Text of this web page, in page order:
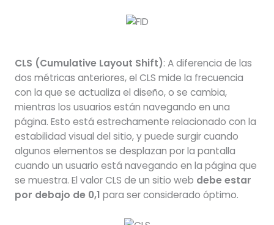
CLS (Cumulative Layout Shift): A diferencia de las
dos métricas anteriores, el CLS mide la frecuencia
con la que se actualiza el diseño, o se cambia,
mientras los usuarios están navegando en una
página. Esto está estrechamente relacionado con la
estabilidad visual del sitio, y puede surgir cuando
algunos elementos se desplazan por la pantalla
cuando un usuario está navegando en la página que
se muestra. El valor CLS de un sitio web debe estar
por debajo de 0,1 para ser considerado óptimo.